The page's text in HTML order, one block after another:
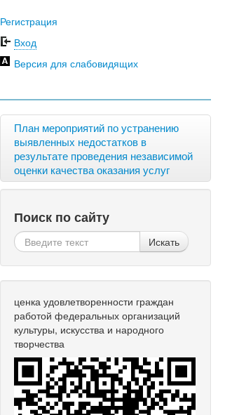
Регистрация
Вход
Версия для слабовидящих
План мероприятий по устранению
выявленных недостатков в
результате проведения независимой
оценки качества оказания услуг
Поиск по сайту
Искать
ценка удовлетворенности граждан
работой федеральных организаций
культуры, искусства и народного
творчества